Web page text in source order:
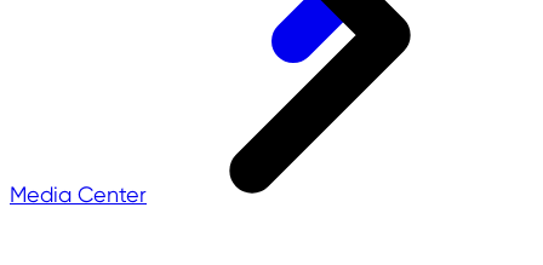
Media Center